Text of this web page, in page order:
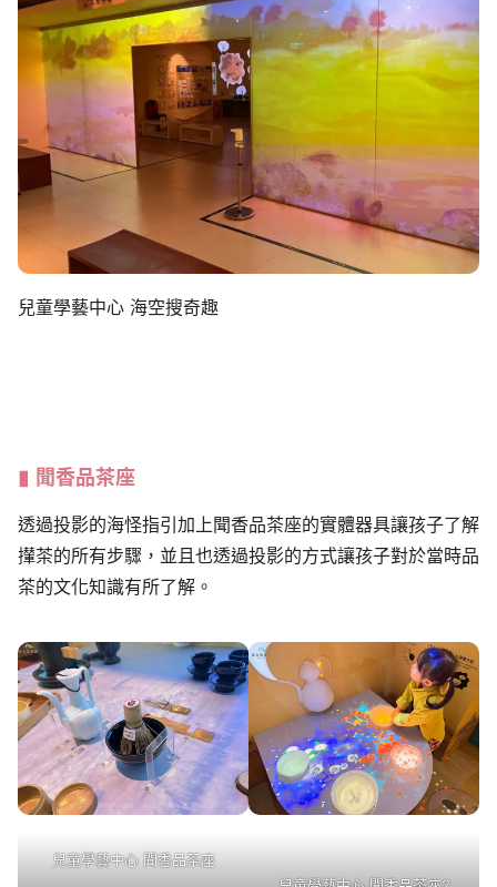
兒童學藝中心 海空搜奇趣
聞香品茶座
透過投影的海怪指引加上聞香品茶座的實體器具讓孩子了解
攆茶的所有步驟，並且也透過投影的方式讓孩子對於當時品
茶的文化知識有所了解。
兒童學藝中心 聞香品茶座